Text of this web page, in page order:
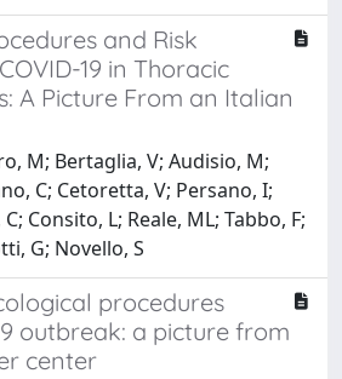
and Risk
19 in Thoracic
A Picture From an Italian
M; Bertaglia, V; Audisio, M;
C; Cetoretta, V; Persano, I;
Consito, L; Reale, ML; Tabbo, F;
G; Novello, S
procedures
outbreak: a picture from
center